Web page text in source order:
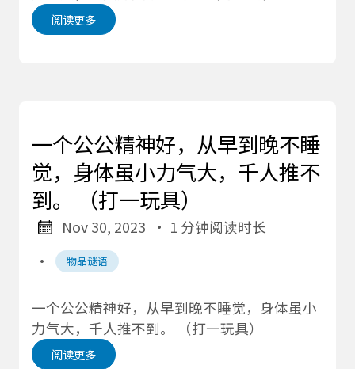
阅读更多
一个公公精神好，从早到晚不睡
觉，身体虽小力气大，千人推不
到。 （打一玩具）
Nov 30, 2023
· 1 分钟阅读时长
·
物品谜语
一个公公精神好，从早到晚不睡觉，身体虽小
力气大，千人推不到。 （打一玩具）
阅读更多